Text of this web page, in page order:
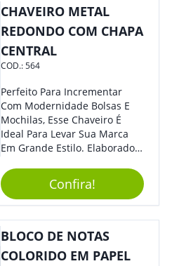
CHAVEIRO METAL
REDONDO COM CHAPA
CENTRAL
COD.:564
Perfeito Para Incrementar
Com Modernidade Bolsas E
Mochilas, Esse Chaveiro É
Ideal Para Levar Sua Marca
Em Grande Estilo. Elaborado A
O Brinde Se Adequa A
Diversos Públicos. Não Perca
A Chance De Elevar A
Visibilidade De Sua Empresa!
Confira!
BLOCO DE NOTAS
COLORIDO EM PAPEL